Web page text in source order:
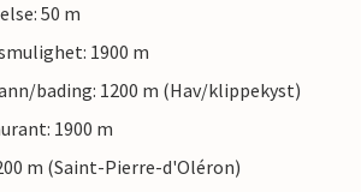
50 m
1900 m
bading: 1200 m (Hav/klippekyst)
1900 m
m (Saint-Pierre-d'Oléron)